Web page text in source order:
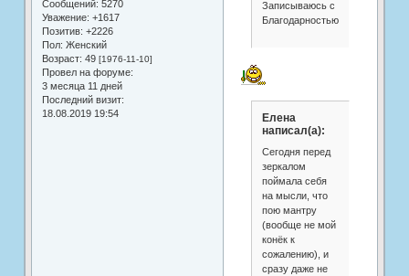
Сообщений: 5270
Уважение: +1617
Позитив: +2226
Пол: Женский
Возраст: 49 [1976-11-10]
Провел на форуме:
3 месяца 11 дней
Последний визит:
18.08.2019 19:54
Записываюсь с
Благодарностью!!!
Елена
написал(а):
Сегодня перед
зеркалом
поймала себя
на мысли, что
пою мантру
(вообще не мой
конёк к
сожалению), и
сразу даже не